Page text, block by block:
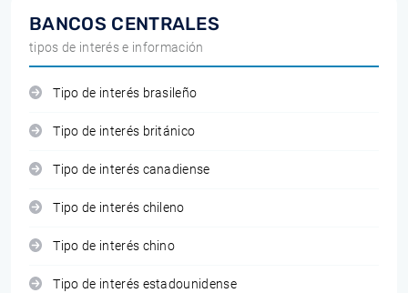
BANCOS CENTRALES
tipos de interés e información
Tipo de interés brasileño
Tipo de interés británico
Tipo de interés canadiense
Tipo de interés chileno
Tipo de interés chino
Tipo de interés estadounidense